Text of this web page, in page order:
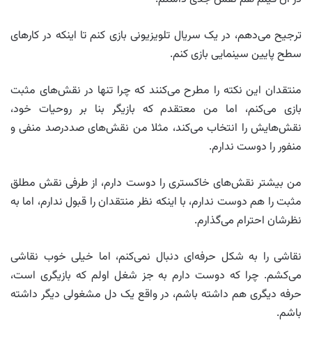
ترجیح می‌دهم، در یک سریال تلویزیونی بازی کنم تا اینکه در کارهای
سطح پایین سینمایی بازی کنم.
منتقدان این نکته را مطرح می‌کنند که چرا تنها در نقش‌های مثبت
بازی می‌کنم، اما من معتقدم که بازیگر بنا بر روحیات خود،
نقش‌هایش را انتخاب می‌کند، مثلا من نقش‌های صددرصد منفی و
منفور را دوست ندارم.
من بیشتر نقش‌های خاکستری را دوست دارم، از طرفی نقش مطلق
مثبت را هم دوست ندارم، با اینکه نظر منتقدان را قبول ندارم، اما به
نظرشان احترام می‌گذارم.
نقاشی را به شکل حرفه‌ای دنبال نمی‌کنم، اما خیلی خوب نقاشی
می‌کشم. چرا که دوست دارم به جز شغل اولم که بازیگری است،
حرفه دیگری هم داشته باشم، در واقع یک دل مشغولی دیگر داشته
باشم.